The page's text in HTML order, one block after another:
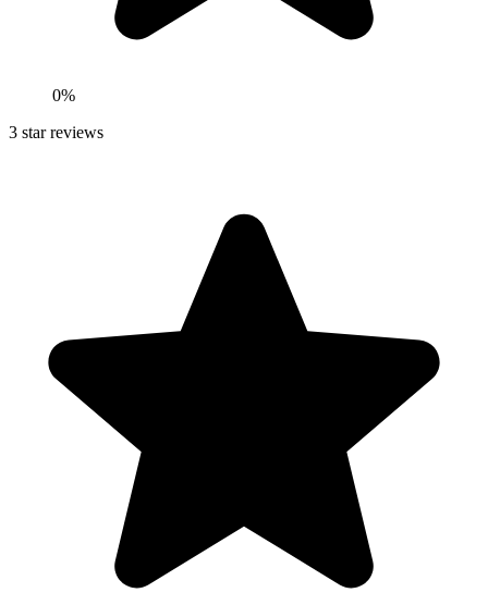
0%
3 star reviews